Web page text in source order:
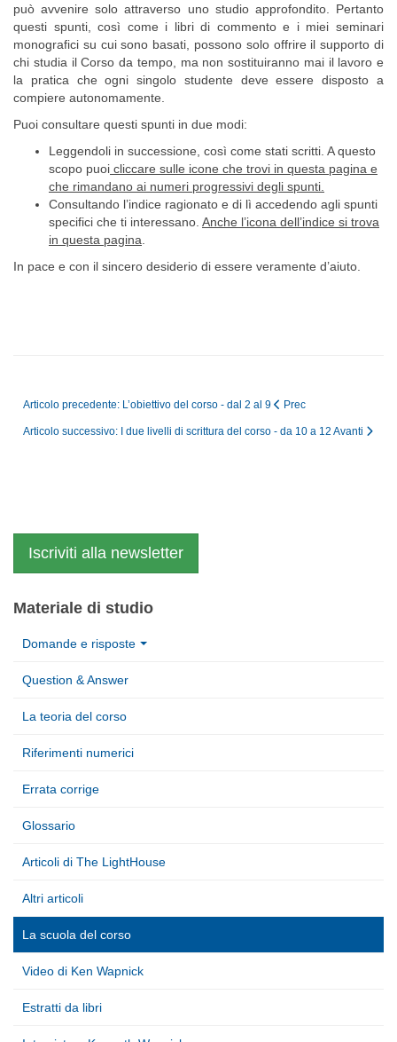
può avvenire solo attraverso uno studio approfondito. Pertanto
questi spunti, così come i libri di commento e i miei seminari
monografici su cui sono basati, possono solo offrire il supporto di
chi studia il Corso da tempo, ma non sostituiranno mai il lavoro e
la pratica che ogni singolo studente deve essere disposto a
compiere autonomamente.
Puoi consultare questi spunti in due modi:
Leggendoli in successione, così come stati scritti. A questo
scopo puoi cliccare sulle icone che trovi in questa pagina e
che rimandano ai numeri progressivi degli spunti.
Consultando l’indice ragionato e di lì accedendo agli spunti
specifici che ti interessano. Anche l’icona dell’indice si trova
in questa pagina
In pace e con il sincero desiderio di essere veramente d’aiuto.
Articolo precedente: L’obiettivo del corso - dal 2 al 9 Prec
Articolo successivo: I due livelli di scrittura del corso - da 10 a 12 Avanti
Iscriviti alla newsletter
Materiale di studio
Domande e risposte
Question & Answer
La teoria del corso
Riferimenti numerici
Errata corrige
Glossario
Articoli di The LightHouse
Altri articoli
La scuola del corso
Video di Ken Wapnick
Estratti da libri